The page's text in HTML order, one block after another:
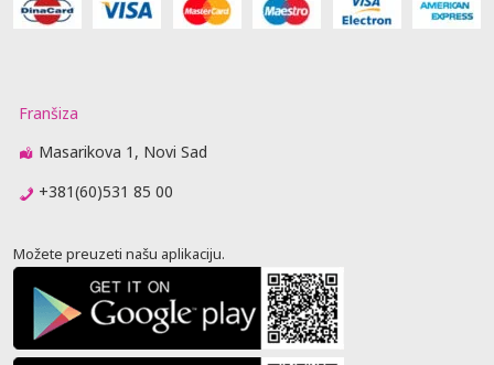
Franšiza
Masarikova 1, Novi Sad
+381(60)531 85 00
Možete preuzeti našu aplikaciju.